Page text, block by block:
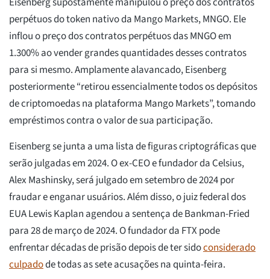
perpétuos do token nativo da Mango Markets, MNGO. Ele
inflou o preço dos contratos perpétuos das MNGO em
1.300% ao vender grandes quantidades desses contratos
para si mesmo. Amplamente alavancado, Eisenberg
posteriormente “retirou essencialmente todos os depósitos
de criptomoedas na plataforma Mango Markets”, tomando
empréstimos contra o valor de sua participação.
Eisenberg se junta a uma lista de figuras criptográficas que
serão julgadas em 2024. O ex-CEO e fundador da Celsius,
Alex Mashinsky, será julgado em setembro de 2024 por
fraudar e enganar usuários. Além disso, o juiz federal dos
EUA Lewis Kaplan agendou a sentença de Bankman-Fried
para 28 de março de 2024. O fundador da FTX pode
enfrentar décadas de prisão depois de ter sidoconsiderado
culpadode todas as sete acusações na quinta-feira.